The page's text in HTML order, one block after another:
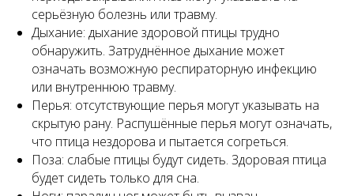
серьёзную болезнь или травму.
Дыхание: дыхание здоровой птицы трудно
обнаружить. Затруднённое дыхание может
означать возможную респираторную инфекцию
или внутреннюю травму.
Перья: отсутствующие перья могут указывать на
скрытую рану. Распушённые перья могут означать,
что птица нездорова и пытается согреться.
Поза: слабые птицы будут сидеть. Здоровая птица
будет сидеть только для сна.